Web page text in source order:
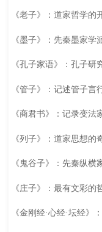
《老子》：道家哲学的
《墨子》：先秦墨家学
《孔子家语》：孔子研
《管子》：记述管子言
《商君书》：记录变法
《列子》：道家思想的
《鬼谷子》：先秦纵横
《庄子》：最有文彩的
《金刚经·心经·坛经》